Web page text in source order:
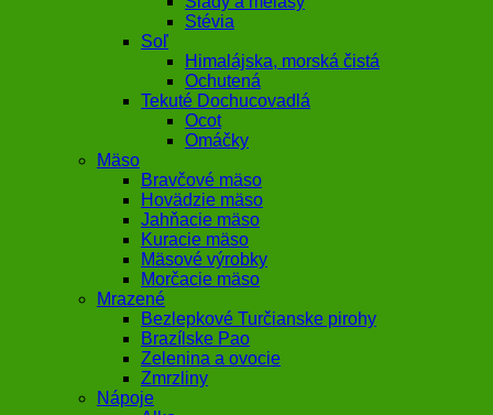
Stévia
Soľ
Himalájska, morská čistá
Ochutená
Tekuté Dochucovadlá
Ocot
Omáčky
Mäso
Bravčové mäso
Hovädzie mäso
Jahňacie mäso
Kuracie mäso
Mäsové výrobky
Morčacie mäso
Mrazené
Bezlepkové Turčianske pirohy
Brazílske Pao
Zelenina a ovocie
Zmrzliny
Nápoje